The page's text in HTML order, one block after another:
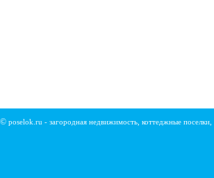
© poselok.ru - загородная недвижимость, коттеджные